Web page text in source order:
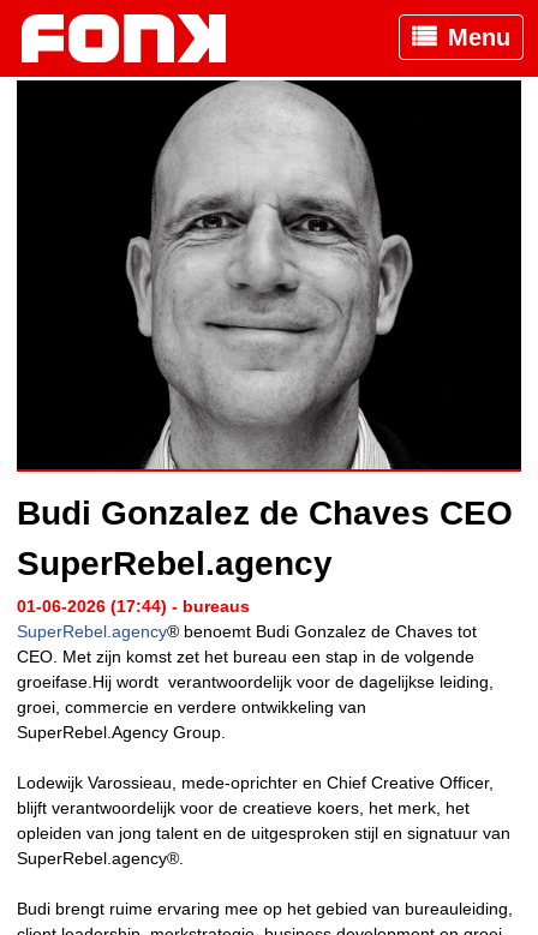
Menu
Budi Gonzalez de Chaves CEO
SuperRebel.agency
01-06-2026 (17:44) - bureaus
SuperRebel.agency® benoemt Budi Gonzalez de Chaves tot
CEO. Met zijn komst zet het bureau een stap in de volgende
groeifase.Hij wordt verantwoordelijk voor de dagelijkse leiding,
groei, commercie en verdere ontwikkeling van
SuperRebel.Agency Group.
Lodewijk Varossieau, mede-oprichter en Chief Creative Officer,
blijft verantwoordelijk voor de creatieve koers, het merk, het
opleiden van jong talent en de uitgesproken stijl en signatuur van
SuperRebel.agency®.
Budi brengt ruime ervaring mee op het gebied van bureauleiding,